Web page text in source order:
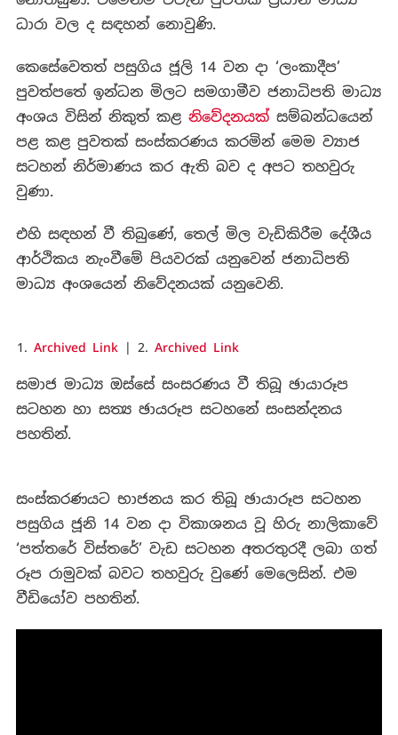
ධාරා වල ද සඳහන් නොවුණි.
කෙසේවෙතත් පසුගිය ජූලි 14 වන දා ‘ලංකාදීප’
පුවත්පතේ ඉන්ධන මිලට සමගාමීව ජනාධිපති මාධ්‍ය
අංශය විසින් නිකුත් කළ නිවේදනයක්සම්බන්ධයෙන්
පළ කළ පුවතක් සංස්කරණය කරමින් මෙම ව්‍යාජ
සටහන් නිර්මාණය කර ඇති බව ද අපට තහවුරු
වුණා.
එහි සඳහන් වී තිබුණේ, තෙල් මිල වැඩිකිරීම දේශීය
ආර්ථිකය නැංවීමේ පියවරක් යනුවෙන් ජනාධිපති
මාධ්‍ය අංශයෙන් නිවේදනයක් යනුවෙනි.
Archived Link| 2. Archived Link
සමාජ මාධ්‍ය ඔස්සේ සංසරණය වී තිබූ ඡායාරූප
සටහන හා සත්‍ය ඡායරූප සටහනේ සංසන්දනය
පහතින්.
සංස්කරණයට භාජනය කර තිබූ ඡායාරූප සටහන
පසුගිය ජූනි 14 වන දා විකාශනය වූ හිරු නාලිකාවේ
‘පත්තරේ විස්තරේ’ වැඩ සටහන අතරතුරදී ලබා ගත්
රූප රාමුවක් බවට තහවුරු වුණේ මෙලෙසින්. එම
වීඩියෝව පහතින්.